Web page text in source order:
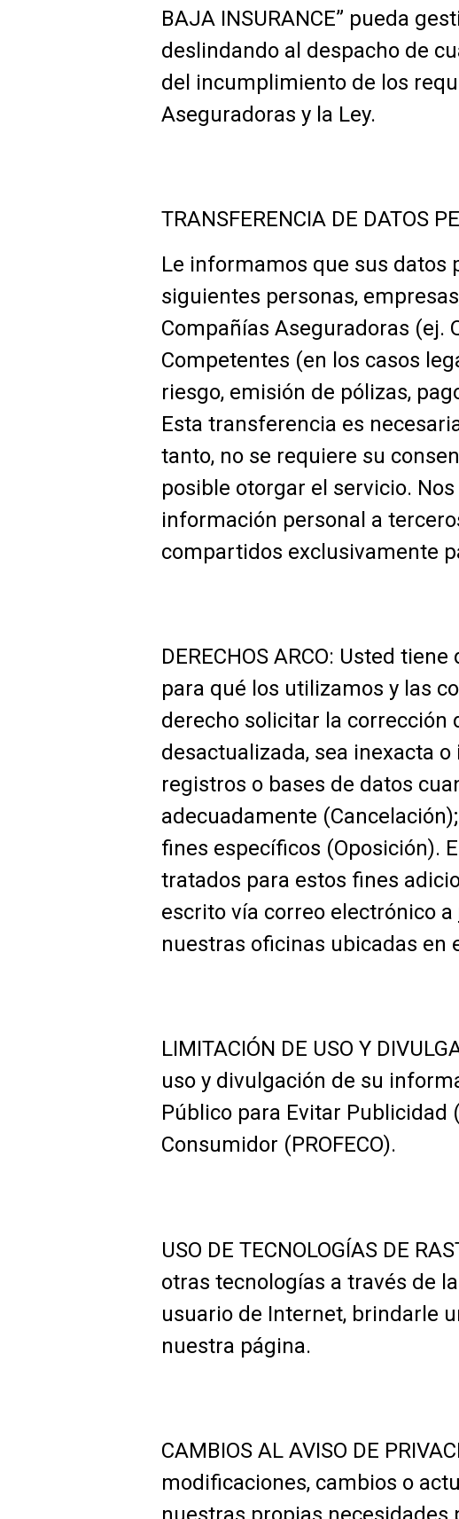
BAJA INSURANCE” pueda
deslindando al despacho de
del incumplimiento de los
Aseguradoras y la Ley.
TRANSFERENCIA DE DATOS
Le informamos que sus datos
siguientes personas,
Compañías Aseguradoras (ej.
Competentes (en los casos
riesgo, emisión de pólizas,
Esta transferencia es
tanto, no se requiere su
posible otorgar el servicio.
información personal a
compartidos exclusivamente
DERECHOS ARCO: Usted
para qué los utilizamos y las
derecho solicitar la corrección
desactualizada, sea inexacta
registros o bases de datos
adecuadamente
fines específicos (Oposición).
tratados para estos fines
escrito vía correo electrónico a
nuestras oficinas ubicadas en
LIMITACIÓN DE USO Y
uso y divulgación de su
Público para Evitar Publicidad
Consumidor (PROFECO).
USO DE TECNOLOGÍAS DE
otras tecnologías a través de
usuario de Internet, brindarle
nuestra página.
CAMBIOS AL AVISO DE
modificaciones, cambios o